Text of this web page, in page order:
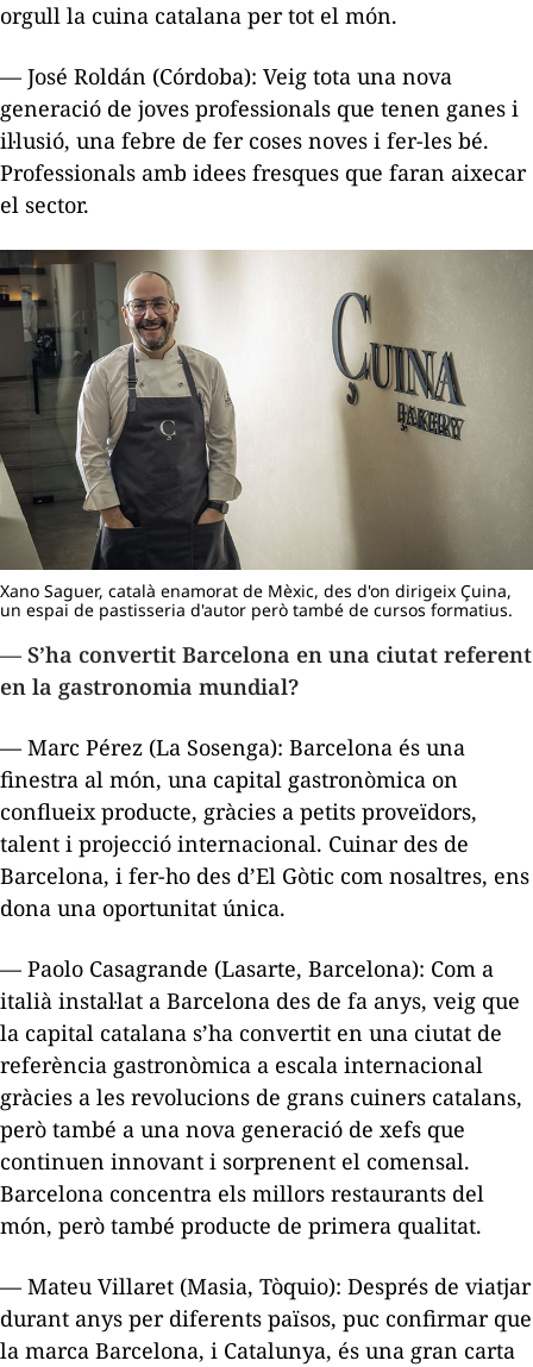
orgull la cuina catalana per tot el món.
— José Roldán (Córdoba): Veig tota una nova
generació de joves professionals que tenen ganes i
il·lusió, una febre de fer coses noves i fer-les bé.
Professionals amb idees fresques que faran aixecar
el sector.
Xano Saguer, català enamorat de Mèxic, des d'on dirigeix Çuina,
un espai de pastisseria d'autor però també de cursos formatius.
— S’ha convertit Barcelona en una ciutat referent
en la gastronomia mundial?
— Marc Pérez (La Sosenga): Barcelona és una
finestra al món, una capital gastronòmica on
conflueix producte, gràcies a petits proveïdors,
talent i projecció internacional. Cuinar des de
Barcelona, i fer-ho des d’El Gòtic com nosaltres, ens
dona una oportunitat única.
— Paolo Casagrande (Lasarte, Barcelona): Com a
italià instal·lat a Barcelona des de fa anys, veig que
la capital catalana s’ha convertit en una ciutat de
referència gastronòmica a escala internacional
gràcies a les revolucions de grans cuiners catalans,
però també a una nova generació de xefs que
continuen innovant i sorprenent el comensal.
Barcelona concentra els millors restaurants del
món, però també producte de primera qualitat.
— Mateu Villaret (Masia, Tòquio): Després de viatjar
durant anys per diferents països, puc confirmar que
la marca Barcelona, i Catalunya, és una gran carta